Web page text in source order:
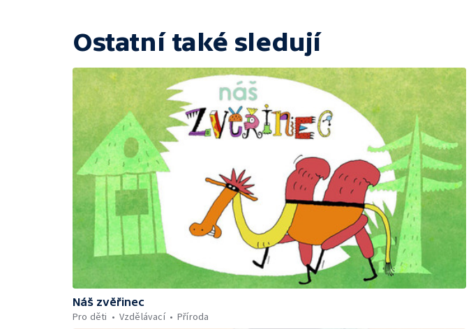
Ostatní také sledují
Náš zvěřinec
Pro děti
Vzdělávací Příroda